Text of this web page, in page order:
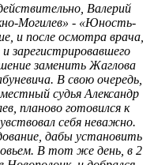
Валерий
Могилев» - «Юность-
и после осмотра врача,
и зарегистрировавшего
заменить Жаглова
В свою очередь,
судья Александр
планово готовился к
себя неважно.
дабы установить
В тот же день, в 2